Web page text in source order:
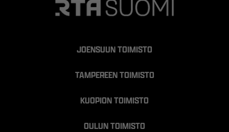
JOENSUUN TOIMISTO
TAMPEREEN TOIMISTO
KUOPION TOIMISTO
OULUN TOIMISTO